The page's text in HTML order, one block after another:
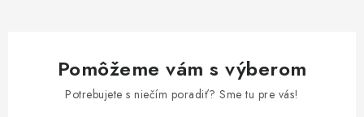
Pomôžeme vám s výberom
Potrebujete s niečím poradiť? Sme tu pre vás!